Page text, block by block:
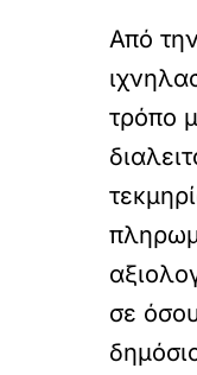
Από
τρόπο
σε